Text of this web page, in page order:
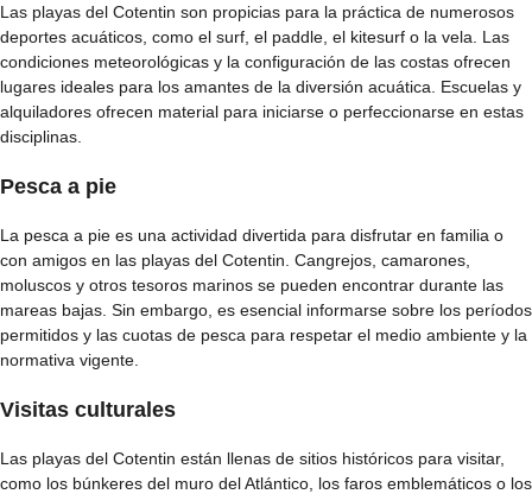
Las playas del Cotentin son propicias para la práctica de numerosos
deportes acuáticos, como el surf, el paddle, el kitesurf o la vela. Las
condiciones meteorológicas y la configuración de las costas ofrecen
lugares ideales para los amantes de la diversión acuática. Escuelas y
alquiladores ofrecen material para iniciarse o perfeccionarse en estas
disciplinas.
Pesca a pie
La pesca a pie es una actividad divertida para disfrutar en familia o
con amigos en las playas del Cotentin. Cangrejos, camarones,
moluscos y otros tesoros marinos se pueden encontrar durante las
mareas bajas. Sin embargo, es esencial informarse sobre los períodos
permitidos y las cuotas de pesca para respetar el medio ambiente y la
normativa vigente.
Visitas culturales
Las playas del Cotentin están llenas de sitios históricos para visitar,
como los búnkeres del muro del Atlántico, los faros emblemáticos o los